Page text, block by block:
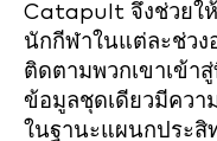
Catapult จึงช่วยให้
นักกีฬาในแต่ละช่วง
ติดตามพวกเขาเข้า
ข้อมูลชุดเดียวมีคว
ในฐานะแผนกประสิ